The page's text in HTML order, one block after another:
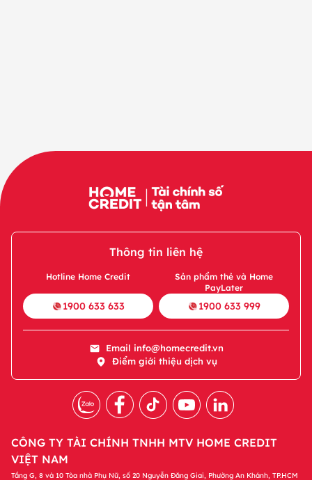
Thông tin liên hệ
Hotline Home Credit
1900 633 633
Sản phẩm thẻ và Home
PayLater
1900 633 999
Email info@homecredit.vn
Điểm giới thiệu dịch vụ
CÔNG TY TÀI CHÍNH TNHH MTV HOME CREDIT
VIỆT NAM
Tầng G, 8 và 10 Tòa nhà Phụ Nữ, số 20 Nguyễn Đăng Giai, Phường An Khánh, TP.HCM